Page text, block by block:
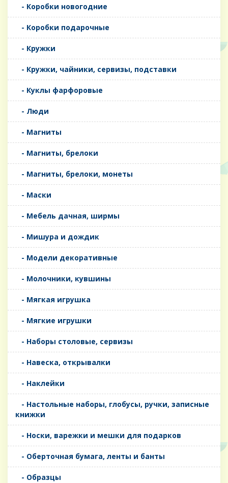
- Коробки новогодние
- Коробки подарочные
- Кружки
- Кружки, чайники, сервизы, подставки
- Куклы фарфоровые
- Люди
- Магниты
- Магниты, брелоки
- Магниты, брелоки, монеты
- Маски
- Мебель дачная, ширмы
- Мишура и дождик
- Модели декоративные
- Молочники, кувшины
- Мягкая игрушка
- Мягкие игрушки
- Наборы столовые, сервизы
- Навеска, открывалки
- Наклейки
- Настольные наборы, глобусы, ручки, записные
книжки
- Носки, варежки и мешки для подарков
- Оберточная бумага, ленты и банты
- Образцы